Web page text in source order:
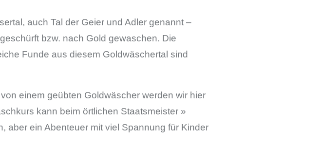
auch Tal der Geier und Adler genannt –
bzw. nach Gold gewaschen. Die
Funde aus diesem Goldwäschertal sind
einem geübten Goldwäscher werden wir hier
kann beim örtlichen Staatsmeister »
aber ein Abenteuer mit viel Spannung für Kinder